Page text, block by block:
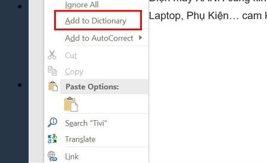
Tuyển Dụng
Chia Sẻ Kinh Nghiệm
Góc Tự Học
Mẫu Dịch Thuật
Dịch Thuật Vì Cộng Đồng
Liên Hệ & Thanh toán